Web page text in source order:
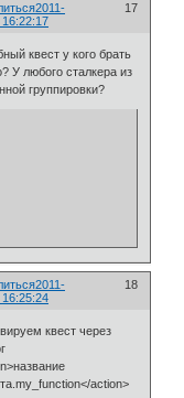
17
2011-
квест у кого брать
У любого сталкера из
группировки?
18
2011-
квест через
action>